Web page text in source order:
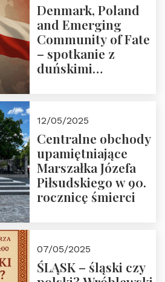
Denmark, Poland
and Emerging
Community of Fate
– spotkanie z
duńskimi
12/05/2025
Centralne obchody
upamiętniające
Marszałka Józefa
Piłsudskiego w 90.
rocznicę śmierci
07/05/2025
ŚLĄSK – śląski czy